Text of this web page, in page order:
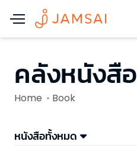
คลังหนังสือ
Home Book
หนังสือทั้งหมด